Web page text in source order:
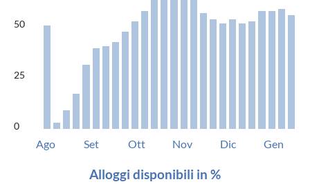
50
25
0
Ago Set Ott Nov Dic Gen
Alloggi disponibili in %